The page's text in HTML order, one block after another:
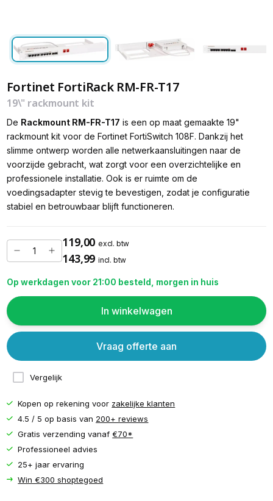
Fortinet FortiRack RM-FR-T17
19\" rackmount kit
De Rackmount RM-FR-T17 is een op maat gemaakte 19"
rackmount kit voor de Fortinet FortiSwitch 108F. Dankzij het
slimme ontwerp worden alle netwerkaansluitingen naar de
voorzijde gebracht, wat zorgt voor een overzichtelijke en
professionele installatie. Ook is er ruimte om de
voedingsadapter stevig te bevestigen, zodat je configuratie
stabiel en betrouwbaar blijft functioneren.
119,00 excl. btw
143,99 incl. btw
Op werkdagen voor 21:00 besteld, morgen in huis
In winkelwagen
Vergelijk
Vraag offerte aan
Kopen op rekening voor zakelijke klanten
4.5 / 5 op basis van 200+ reviews
Gratis verzending vanaf€70*
Professioneel advies
25+ jaar ervaring
Win €300 shoptegoed